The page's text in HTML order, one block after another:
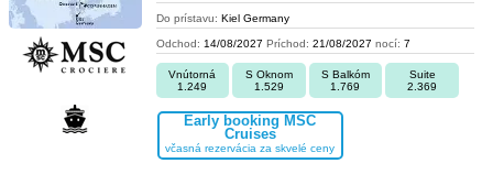
Do prístavu: Kiel Germany
Odchod: 14/08/2027 Príchod: 21/08/2027 nocí: 7
Vnútorná
1.249
S Oknom
1.529
S Balkóm
1.769
Suite
2.369
Early booking MSC
Cruises
včasná rezervácia za skvelé ceny